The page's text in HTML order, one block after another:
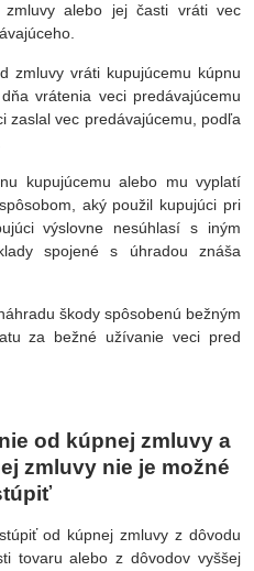
alebo jej časti vráti vec
zmluvy vráti kupujúcemu kúpnu
vrátenia veci predávajúcemu
zaslal vec predávajúcemu, podľa
kupujúcemu alebo mu vyplatí
aký použil kupujúci pri
výslovne nesúhlasí s iným
spojené s úhradou znáša
škody spôsobenú bežným
za bežné užívanie veci pred
od kúpnej zmluvy a
zmluvy nie je možné
od kúpnej zmluvy z dôvodu
tovaru alebo z dôvodov vyššej